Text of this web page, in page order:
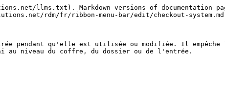
llms.txt). Markdown versions of documentation
rdm/fr/ribbon-menu-bar/edit/checkout-
pendant qu'elle est utilisée ou modifiée. Il
au niveau du coffre, du dossier ou de l'entrée.